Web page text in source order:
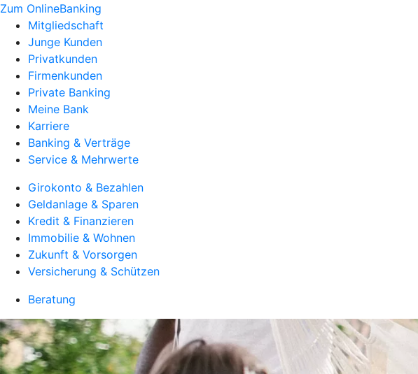
Zum OnlineBanking
Mitgliedschaft
Junge Kunden
Privatkunden
Firmenkunden
Private Banking
Meine Bank
Karriere
Banking & Verträge
Service & Mehrwerte
Girokonto & Bezahlen
Geldanlage & Sparen
Kredit & Finanzieren
Immobilie & Wohnen
Zukunft & Vorsorgen
Versicherung & Schützen
Beratung